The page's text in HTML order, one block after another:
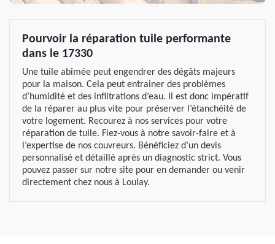
Pourvoir la réparation tuile performante
dans le 17330
Une tuile abîmée peut engendrer des dégâts majeurs
pour la maison. Cela peut entrainer des problèmes
d’humidité et des infiltrations d’eau. Il est donc impératif
de la réparer au plus vite pour préserver l’étanchéité de
votre logement. Recourez à nos services pour votre
réparation de tuile. Fiez-vous à notre savoir-faire et à
l’expertise de nos couvreurs. Bénéficiez d’un devis
personnalisé et détaillé après un diagnostic strict. Vous
pouvez passer sur notre site pour en demander ou venir
directement chez nous à Loulay.